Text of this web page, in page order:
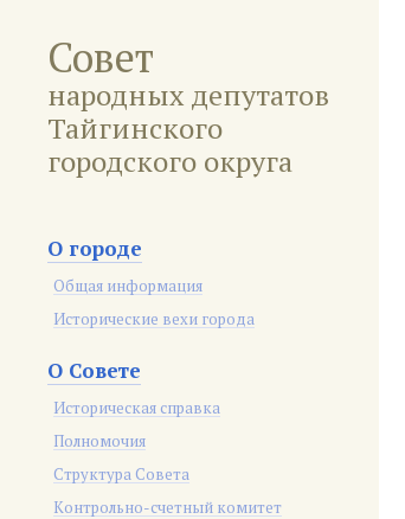
Совет
народных депутатов
Тайгинского
городского округа
О городе
Общая информация
Исторические вехи города
О Совете
Историческая справка
Полномочия
Структура Совета
Контрольно-счетный комитет